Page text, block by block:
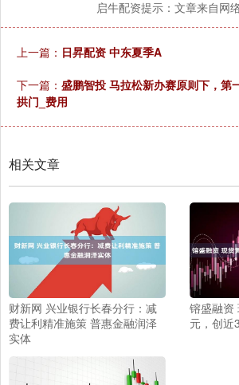
启牛配资提示：文章来自网
上一篇： 日昇配资 中东夏季A
下一篇： 盛鹏智投 马拉松新办赛原则下，第
拱门_费用
相关文章
财新网 兴业银行长春分行：减
费让利精准施策 普惠金融润泽
实体
镕盛融资
元，创近